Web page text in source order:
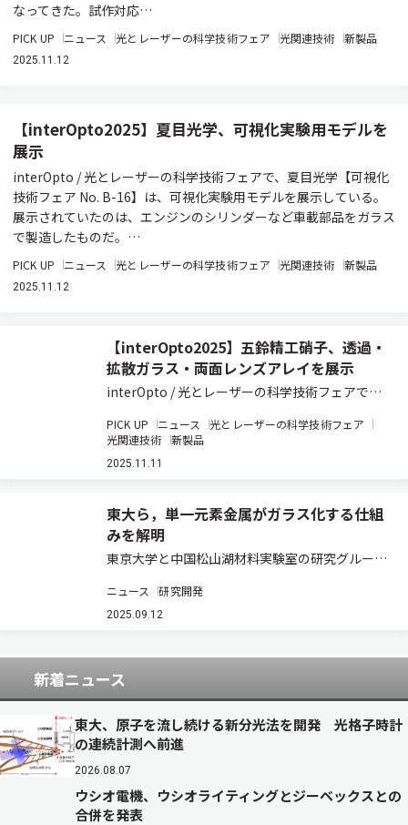
なってきた。試作対応…
PICK UP ニュース 光とレーザーの科学技術フェア 光関連技術 新製品
2025.11.12
【interOpto2025】夏目光学、可視化実験用モデルを
展示
interOpto / 光とレーザーの科学技術フェアで、夏目光学【可視化
技術フェア No. B-16】は、可視化実験用モデルを展示している。
展示されていたのは、エンジンのシリンダーなど車載部品をガラス
で製造したものだ。…
PICK UP ニュース 光とレーザーの科学技術フェア 光関連技術 新製品
2025.11.12
【interOpto2025】五鈴精工硝子、透過・
拡散ガラス・両面レンズアレイを展示
interOpto / 光とレーザーの科学技術フェアで、
線殺菌・露光装置に注目される成型可能な紫外線
透過ガラス「IHUシリーズ」、高い拡散効果と安
定した配光特性を誇る…
PICK UP ニュース
光とレーザーの科学技術フェア
光関連技術
新製品
2025.11.11
東大ら，単一元素金属がガラス化する仕組
みを解明
東京大学と中国松山湖材料実験室の研究グループ
を大規模シミュレーションにより解明した（ニュ
ースリリース）。 金属ガラスは，結晶性金属には
ニュース 研究開発
2025.09.12
新着ニュース
東大、原子を流し続ける新分光法を開発 光格子時計
の連続計測へ前進
2026.08.07
ウシオ電機、ウシオライティングとジーベックスとの
合併を発表